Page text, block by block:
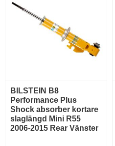
BILSTEIN B8
Performance Plus
Shock absorber kortare
slaglängd Mini R55
2006-2015 Rear Vänster